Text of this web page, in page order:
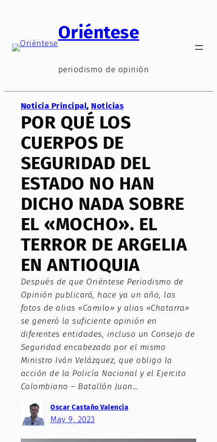
Oriéntese
periodismo de opinión
Noticia Principal, Noticias
POR QUÉ LOS
CUERPOS DE
SEGURIDAD DEL
ESTADO NO HAN
DICHO NADA SOBRE
EL «MOCHO». EL
TERROR DE ARGELIA
EN ANTIOQUIA
Después de que Oriéntese Periodismo de
Opinión publicará, hace ya un año, las
fotos de alias «Camilo» y alias «Chatarra»
se generó la suficiente opinión en
diferentes entidades, incluso un Consejo de
Seguridad encabezado por el mismo
Ministro Iván Velázquez, que obligo la
acción de la Policía Nacional y el Ejercito
Colombiano – Batallón Juan…
Oscar Castaño Valencia
May 9, 2023